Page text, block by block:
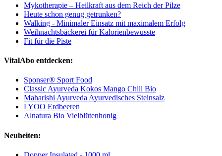
Mykotherapie – Heilkraft aus dem Reich der Pilze
Heute schon genug getrunken?
Walking - Minimaler Einsatz mit maximalem Erfolg
Weihnachtsbäckerei für Kalorienbewusste
Fit für die Piste
VitalAbo entdecken:
Sponser® Sport Food
Classic Ayurveda Kokos Mango Chili Bio
Maharishi Ayurveda Ayurvedisches Steinsalz
LYOO Erdbeeren
Alnatura Bio Vielblütenhonig
Neuheiten: